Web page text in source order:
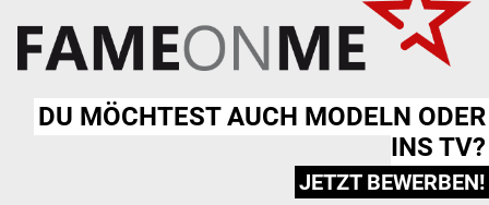
DU MÖCHTEST AUCH MODELN ODER
INS TV?
JETZT BEWERBEN!